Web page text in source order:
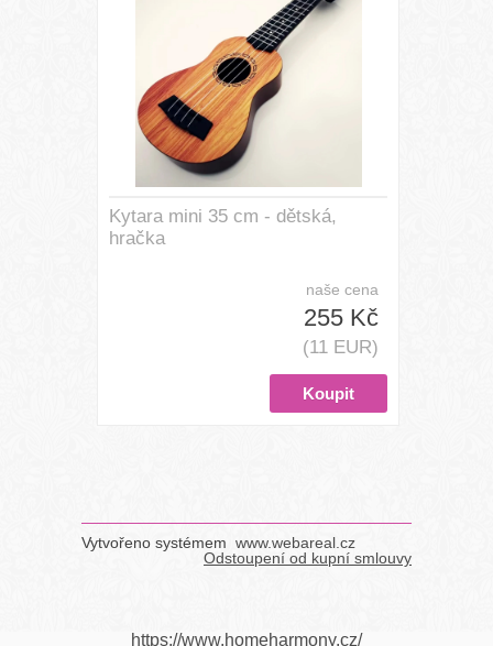
Kytara mini 35 cm - dětská,
hračka
naše cena
255 Kč
(11 EUR)
Vytvořeno systémem www.webareal.cz
Odstoupení od kupní smlouvy
https://www.homeharmony.cz/